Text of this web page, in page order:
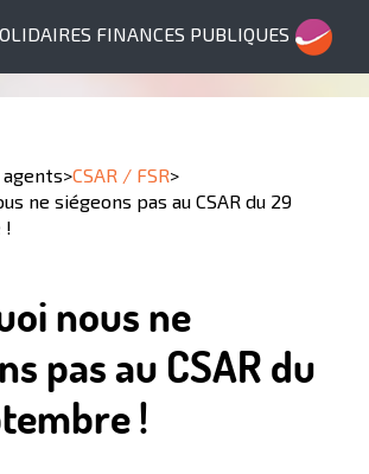
FINANCES PUBLIQUES
>CSAR / FSR>
ne siégeons pas au CSAR du 29
!
nous ne
pas au CSAR du
!